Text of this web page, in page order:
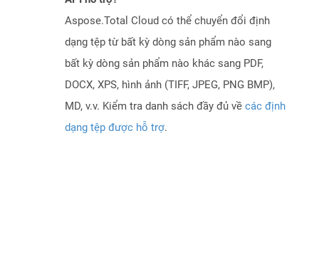
Aspose.Total Cloud có thể chuyển đổi định
dạng tệp từ bất kỳ dòng sản phẩm nào sang
bất kỳ dòng sản phẩm nào khác sang PDF,
DOCX, XPS, hình ảnh (TIFF, JPEG, PNG BMP),
MD, v.v. Kiểm tra danh sách đầy đủ về các định
dạng tệp được hỗ trợ.